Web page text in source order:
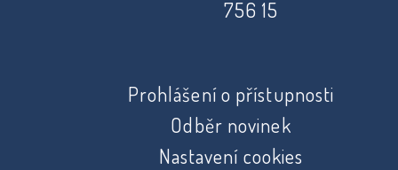
756 15
Prohlášení o přístupnosti
Odběr novinek
Nastavení cookies